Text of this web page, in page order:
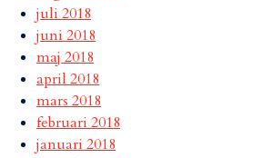
juli 2018
juni 2018
maj 2018
april 2018
mars 2018
februari 2018
januari 2018